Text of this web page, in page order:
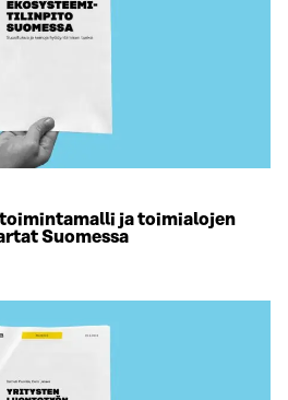
ja toimialojen
Suomessa